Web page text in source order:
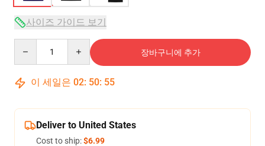
사이즈 가이드 보기
장바구니에 추가
이 세일은 02: 50: 54
Deliver to United States
Cost to ship:$6.99